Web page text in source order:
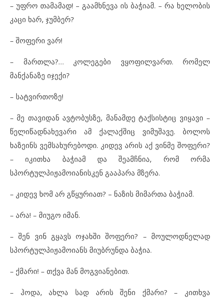
– უფრო თამამად! – გაამხნევა ის ბაჭიამ. – რა ხელობის
კაცი ხარ, ჯუმბერ?
– შოფერი ვარ!
– მართლა?… კოლეგები ვყოფილვართ. რომელ
მანქანაზე იჯექი?
– სატვირთოზე!
– მე თავიდან ავტობუსზე, მანამდე ტაქსისტიც ვიყავი –
წელიწადნახევარი ამ ქალაქშიც ვიმუშავე. ბოლოს
ხაზეინს ვემსახურებოდი. კიდევ არის აქ ვინმე შოფერი?
– იკითხა ბაჭიამ და შეამჩნია, რომ ორმა
სპორტულპიჟამოიანისკენ გააპარა მზერა.
– კიდევ ხომ არ გწყურიათ? – ნაზის მიმართა ბაჭიამ.
– არა! – მიუგო იმან.
– შენ ვინ გყავს ოჯახში შოფერი? – მოულოდნელად
სპორტულპიჟამოიანს მიუბრუნდა ბაჭია.
– ქმარი! – თქვა მან მოგვიანებით.
– ჰოდა, ახლა სად არის შენი ქმარი? – კითხვა